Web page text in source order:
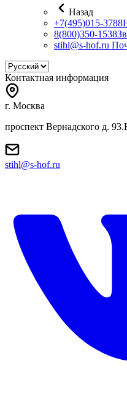
Назад
+7(495)015-3788
8(800)350-1538
stihl@s-hof.ru
Контактная информация
г. Москва
проспект Вернадского д.
stihl@s-hof.ru